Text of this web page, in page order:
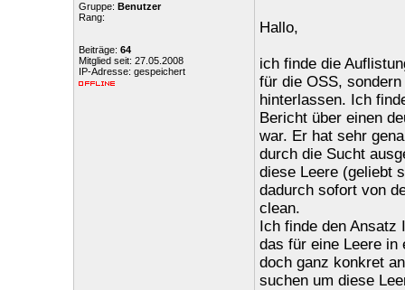
Gruppe: Benutzer
Rang:
Beiträge: 64
Mitglied seit: 27.05.2008
IP-Adresse: gespeichert
Hallo,
ich finde die
für die OSS,
hinterlassen. Ich
Bericht über einen
war. Er hat sehr
durch die Sucht
diese Leere (geliebt
dadurch sofort von
clean.
Ich finde den Ansatz
das für eine Leere in
doch ganz konkret
suchen um diese